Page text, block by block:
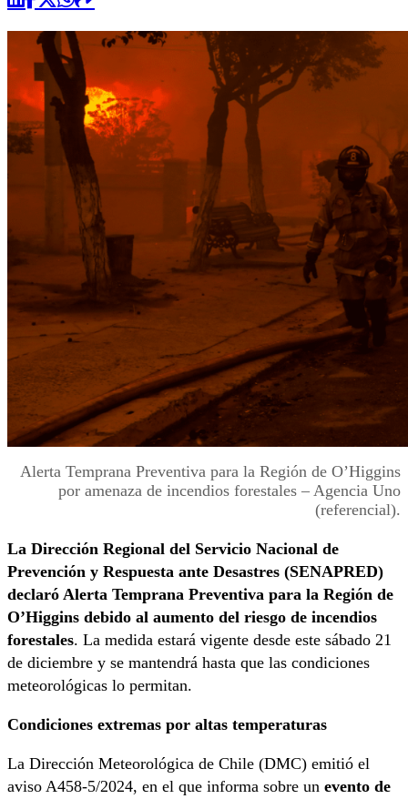
Alerta Temprana Preventiva para la Región de O’Higgins
por amenaza de incendios forestales – Agencia Uno
(referencial).
La Dirección Regional del Servicio Nacional de
Prevención y Respuesta ante Desastres (SENAPRED)
declaró Alerta Temprana Preventiva para la Región de
O’Higgins debido al aumento del riesgo de incendios
forestales. La medida estará vigente desde este sábado 21
de diciembre y se mantendrá hasta que las condiciones
meteorológicas lo permitan.
Condiciones extremas por altas temperaturas
La Dirección Meteorológica de Chile (DMC) emitió el
aviso A458-5/2024, en el que informa sobre un evento de